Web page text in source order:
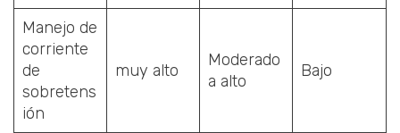
Manejo de
corriente
de
sobretens
ión
muy alto
Moderado
a alto
Bajo